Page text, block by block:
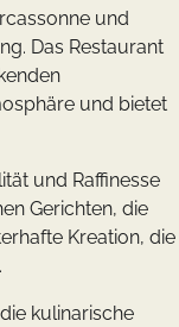
und
Das Restaurant
und bietet
und Raffinesse
Gerichten, die
Kreation, die
kulinarische